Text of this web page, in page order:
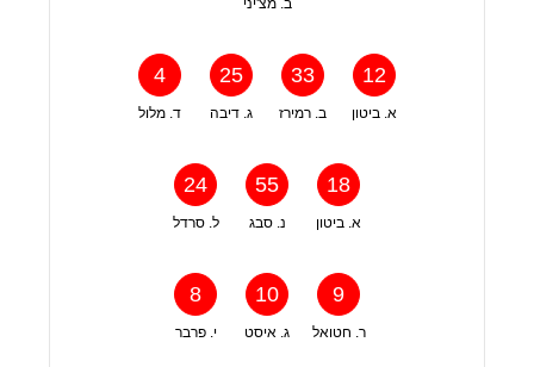
4
ד. מלול
25
ג. דיבה
33
ב. רמירז
12
א. ביטון
24
ל. סרדל
55
נ. סבג
18
א. ביטון
8
י. פרבר
10
ג. איסט
9
ר. חטואל